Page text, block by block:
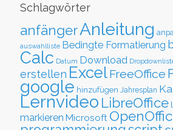
Schlagwörter
anfängerAnleitung
auswahlliste Bedingte Formatierung
Calc Datum Download
erstellen ExcelFreeOffice
google hinzufügen Jahresplan
Lernvideo LibreOffice
markieren Microsoft